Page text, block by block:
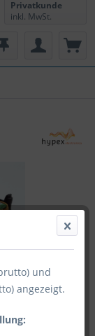
Privatkunde
inkl. MwSt.
und
angezeigt.